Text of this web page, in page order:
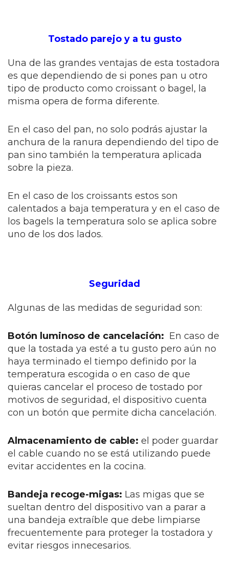
Tostado parejo y a tu gusto
Una de las grandes ventajas de esta tostadora
es que dependiendo de si pones pan u otro
tipo de producto como croissant o bagel, la
misma opera de forma diferente.
En el caso del pan, no solo podrás ajustar la
anchura de la ranura dependiendo del tipo de
pan sino también la temperatura aplicada
sobre la pieza.
En el caso de los croissants estos son
calentados a baja temperatura y en el caso de
los bagels la temperatura solo se aplica sobre
uno de los dos lados.
Seguridad
Algunas de las medidas de seguridad son:
Botón luminoso de cancelación: En caso de
que la tostada ya esté a tu gusto pero aún no
haya terminado el tiempo definido por la
temperatura escogida o en caso de que
quieras cancelar el proceso de tostado por
motivos de seguridad, el dispositivo cuenta
con un botón que permite dicha cancelación.
Almacenamiento de cable: el poder guardar
el cable cuando no se está utilizando puede
evitar accidentes en la cocina.
Bandeja recoge-migas: Las migas que se
sueltan dentro del dispositivo van a parar a
una bandeja extraíble que debe limpiarse
frecuentemente para proteger la tostadora y
evitar riesgos innecesarios.